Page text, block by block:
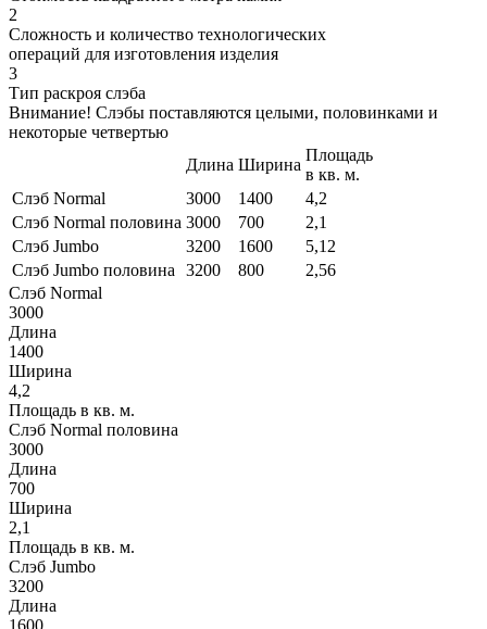
2
Сложность и количество технологических
операций для изготовления изделия
3
Тип раскроя слэба
Внимание! Слэбы поставляются целыми, половинками и
некоторые четвертью
Длина Ширина
Площадь
в кв. м.
Слэб Normal
3000 1400
4,2
Слэб Normal половина 3000 700
2,1
Слэб Jumbo
3200 1600
5,12
Слэб Jumbo половина
3200 800
2,56
Слэб Normal
3000
Длина
1400
Ширина
4,2
Площадь в кв. м.
Слэб Normal половина
3000
Длина
700
Ширина
2,1
Площадь в кв. м.
Слэб Jumbo
3200
Длина
1600